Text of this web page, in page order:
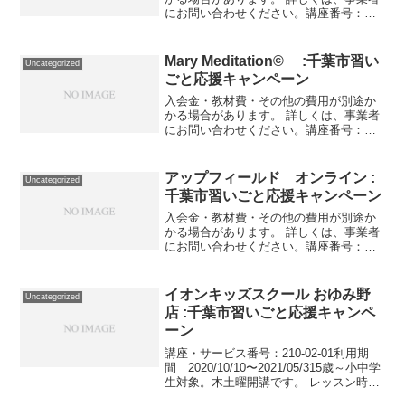
にお問い合わせください。講座番号：
2022/03/31はじめて箏に触る...
Uncategorized
Mary Meditation© :千葉市習い
ごと応援キャンペーン
入会金・教材費・その他の費用が別途か
かる場合があります。 詳しくは、事業者
にお問い合わせください。講座番号：
ス・1回45分・大人対象。講座番...
Uncategorized
アップフィールド オンライン :
千葉市習いごと応援キャンペーン
入会金・教材費・その他の費用が別途か
かる場合があります。 詳しくは、事業者
にお問い合わせください。講座番号：
番号：1625-03-02利用...
Uncategorized
イオンキッズスクール おゆみ野
店 :千葉市習いごと応援キャンペ
ーン
講座・サービス番号：210-02-01利用期
間 2020/10/10〜2021/05/315歳～小中学
生対象。木土曜開講です。 レッスン時間